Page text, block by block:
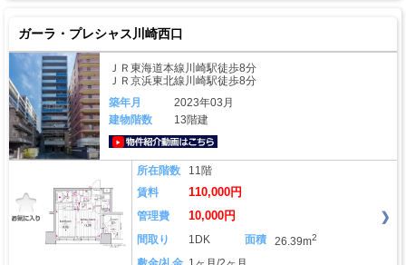
ガーラ・プレシャス川崎西口
ＪＲ東海道本線川崎駅徒歩8分
ＪＲ京浜東北線川崎駅徒歩8分
築年月
2023年03月
建物階数
13階建
所在階数
11階
賃料
110,000円
管理費 10,000円
間取り 1DK 面積 26.39m2